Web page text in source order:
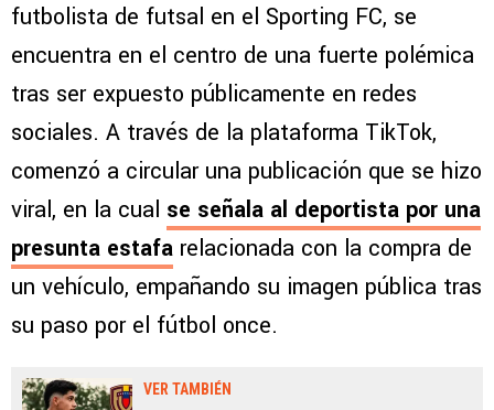
futbolista de futsal en el Sporting FC, se
encuentra en el centro de una fuerte polémica
tras ser expuesto públicamente en redes
sociales. A través de la plataforma TikTok,
comenzó a circular una publicación que se hizo
viral, en la cual se señala al deportista por una
presunta estafa relacionada con la compra de
un vehículo, empañando su imagen pública tras
su paso por el fútbol once.
VER TAMBIÉN